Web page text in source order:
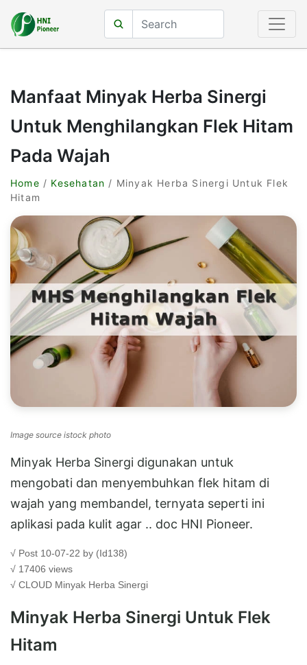
Manfaat Minyak Herba Sinergi
Untuk Menghilangkan Flek Hitam
Pada Wajah
Home / Kesehatan / Minyak Herba Sinergi Untuk Flek
Hitam
Image source istock photo
Minyak Herba Sinergi digunakan untuk
mengobati dan menyembuhkan flek hitam di
wajah yang membandel, ternyata seperti ini
aplikasi pada kulit agar .. doc HNI Pioneer.
√ Post 10-07-22 by (Id138)
√ 17406 views
√ CLOUD Minyak Herba Sinergi
Minyak Herba Sinergi Untuk Flek
Hitam